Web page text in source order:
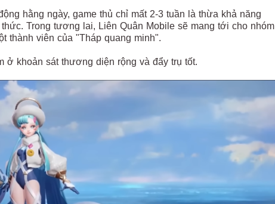
hằng ngày, game thủ chỉ mất 2-3 tuần là thừa khả năng
Trong tương lai, Liên Quân Mobile sẽ mang tới cho nhóm
thành viên của "Tháp quang minh".
ở khoản sát thương diện rộng và đẩy trụ tốt.